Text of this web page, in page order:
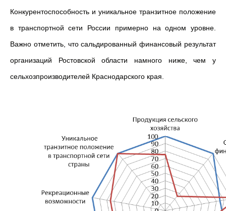
Конкурентоспособность и уникальное транзитное положение
в транспортной сети России примерно на одном уровне.
Важно отметить, что сальдированный финансовый результат
организаций Ростовской области намного ниже, чем у
сельхозпроизводителей Краснодарского края.